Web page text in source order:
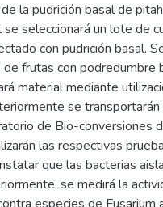
la pudrición basal de
se seleccionará un lote de
con pudrición basal.
frutas con podredumbre
material mediante
se transportarán
de Bio-conversiones
las respectivas
que las bacterias
se medirá la